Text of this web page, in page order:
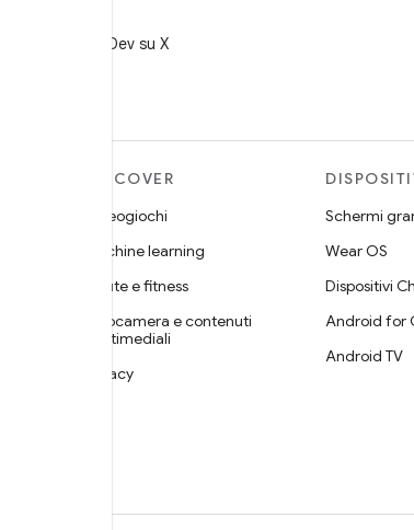
Segui @AndroidDev su X
DISCOVER
Videogiochi
Machine learning
Salute e fitness
Fotocamera e contenuti
multimediali
Privacy
Schermi
Wear OS
Dispositivi
Android for
Android TV